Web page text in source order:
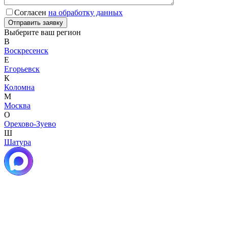
Согласен на обработку данных
Выберите ваш регион
В
Воскресенск
Е
Егорьевск
К
Коломна
М
Москва
О
Орехово-Зуево
Ш
Шатура